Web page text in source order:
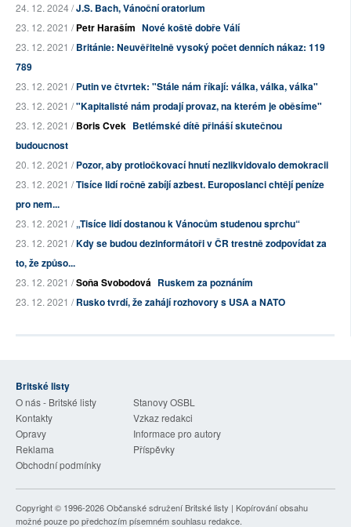
24. 12. 2024 /J.S. Bach, Vánoční oratorium
23. 12. 2021 /Petr Haraším Nové koště dobře Válí
23. 12. 2021 /Británie: Neuvěřitelně vysoký počet denních nákaz: 119
789
23. 12. 2021 /Putin ve čtvrtek: "Stále nám říkají: válka, válka, válka"
23. 12. 2021 /"Kapitalisté nám prodají provaz, na kterém je oběsíme"
23. 12. 2021 /Boris Cvek Betlémské dítě přináší skutečnou
budoucnost
20. 12. 2021 /Pozor, aby protiočkovací hnutí nezlikvidovalo demokracii
23. 12. 2021 /Tisíce lidí ročně zabíjí azbest. Europoslanci chtějí peníze
pro nem...
23. 12. 2021 /„Tisíce lidí dostanou k Vánocům studenou sprchu“
23. 12. 2021 /Kdy se budou dezinformátoři v ČR trestně zodpovídat za
to, že způso...
23. 12. 2021 /Soňa Svobodová Ruskem za poznáním
23. 12. 2021 /Rusko tvrdí, že zahájí rozhovory s USA a NATO
Britské listy
O nás - Britské listy
Stanovy OSBL
Kontakty
Vzkaz redakci
Opravy
Informace pro autory
Reklama
Příspěvky
Obchodní podmínky
Copyright © 1996-2026Občanské sdružení Britské listy | Kopírování obsahu
možné pouze po předchozím písemném souhlasu redakce.